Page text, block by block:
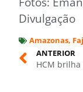
Divulgação
Amazonas,
ANTERIOR